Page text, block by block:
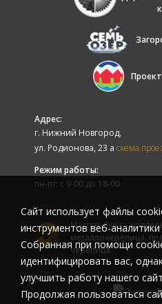
Адрес:
г. Нижний Новгород,
ул. Родионова, 23 а схема
Режим работы:
пн-пт: с 9-00 до 18-00
Мастер-Люкс -
металлочерепица,
черепица
Cайт использует файлы
инструментов веб-
Собранная при помощи
идентифицировать вас,
улучшить работу нашего
Продолжая пользоваться